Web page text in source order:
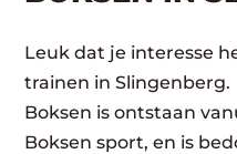
Leuk dat je interesse
trainen in Slingenberg.
Boksen is ontstaan
Boksen sport, en is